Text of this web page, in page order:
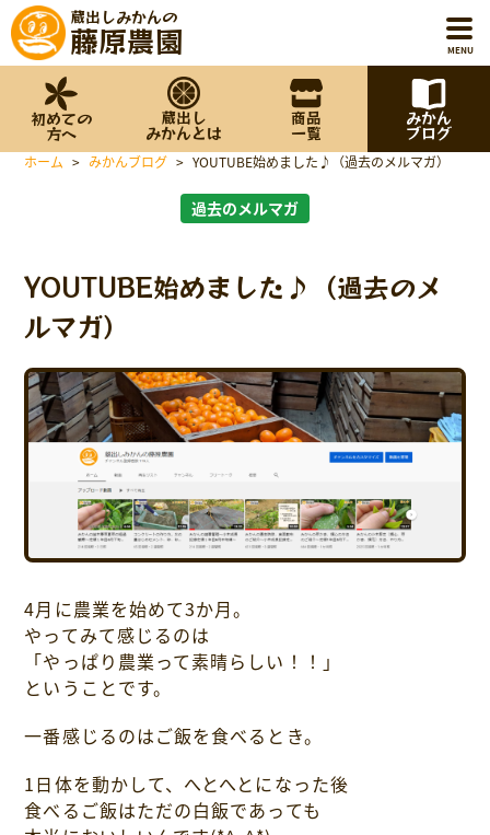
蔵出しみかんの
藤原農園 MENU
商品一覧
藤原農園について
採用情報について
お問い合わせ
プライバシーポリシー
初めての
方へ
蔵出し
みかんとは
商品
一覧
みかん
ブログ
ホーム > みかんブログ > YOUTUBE始めました♪（過去のメルマガ）
過去のメルマガ
YOUTUBE始めました♪（過去のメ
ルマガ）
4月に農業を始めて3か月。
やってみて感じるのは
「やっぱり農業って素晴らしい！！」
ということです。
一番感じるのはご飯を食べるとき。
1日体を動かして、へとへとになった後
食べるご飯はただの白飯であっても